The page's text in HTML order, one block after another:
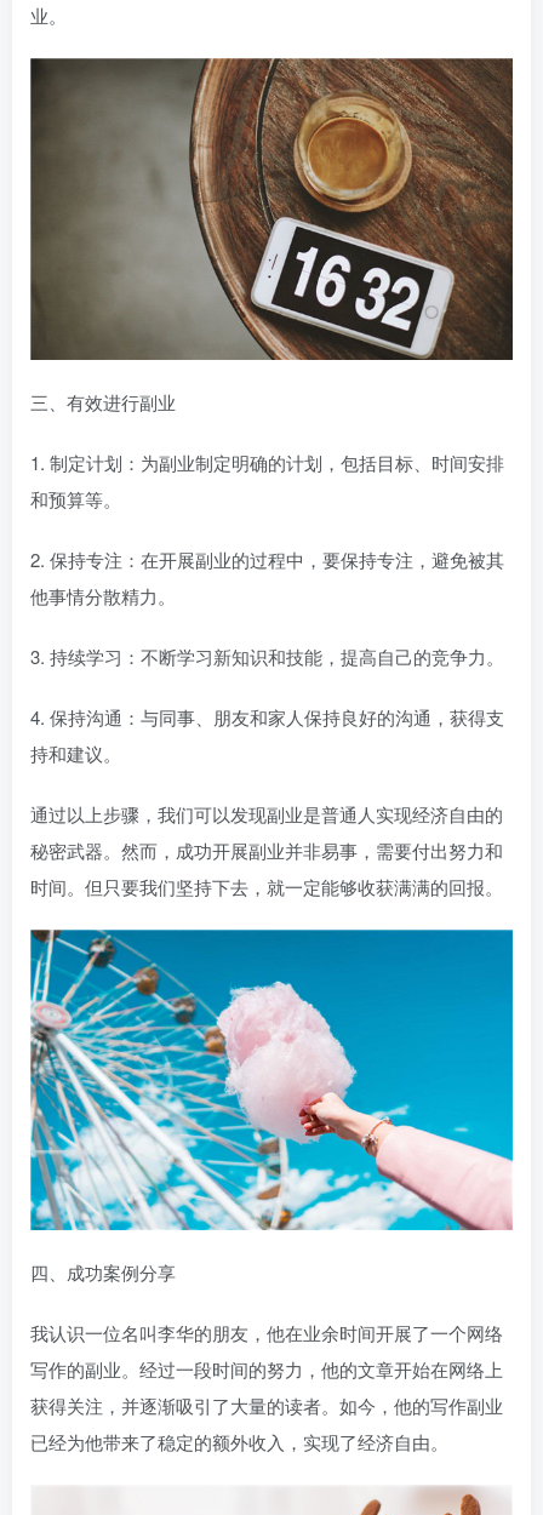
业。
三、有效进行副业
1. 制定计划：为副业制定明确的计划，包括目标、时间安排
和预算等。
2. 保持专注：在开展副业的过程中，要保持专注，避免被其
他事情分散精力。
3. 持续学习：不断学习新知识和技能，提高自己的竞争力。
4. 保持沟通：与同事、朋友和家人保持良好的沟通，获得支
持和建议。
通过以上步骤，我们可以发现副业是普通人实现经济自由的
秘密武器。然而，成功开展副业并非易事，需要付出努力和
时间。但只要我们坚持下去，就一定能够收获满满的回报。
四、成功案例分享
我认识一位名叫李华的朋友，他在业余时间开展了一个网络
写作的副业。经过一段时间的努力，他的文章开始在网络上
获得关注，并逐渐吸引了大量的读者。如今，他的写作副业
已经为他带来了稳定的额外收入，实现了经济自由。